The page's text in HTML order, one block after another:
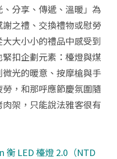
分享、傳遞、溫暖」為
之禮、交換禮物或慰勞
大小小的禮品中感受到
扣企劃元素：檯燈與煤
光的暖意、按摩槍與手
，和那呼應節慶氛圍隨
架，只能說法雅客很有
衡 LED 檯燈 2.0（NTD